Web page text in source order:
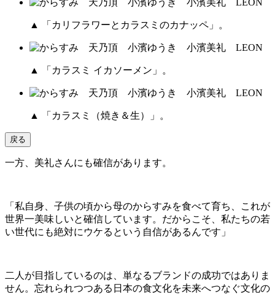
▲ 「カリフラワーとカラスミのカナッペ」。
▲ 「カラスミ イカソーメン」。
▲ 「カラスミ（焼き＆生）」。
戻る
一方、美礼さんにも確信があります。
「私自身、子供の頃から母のからすみを食べて育ち、これが
世界一美味しいと確信しています。だからこそ、私たちの若
い世代にも絶対にウケるという自信があるんです」
二人が目指しているのは、単なるブランドの成功ではありま
せん。忘れられつつある日本の食文化を未来へつなぐ文化の